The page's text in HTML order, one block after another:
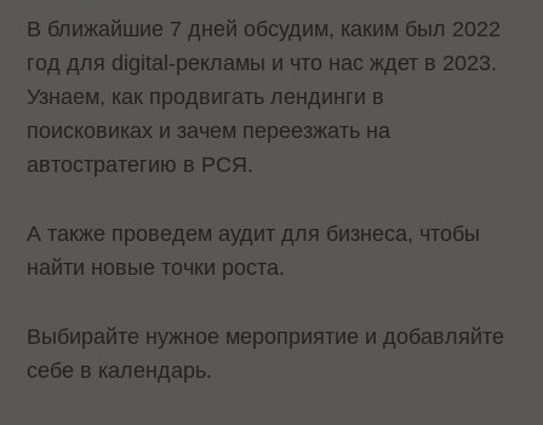
В ближайшие 7 дней обсудим, каким был 2022
год для digital-рекламы и что нас ждет в 2023.
Узнаем, как продвигать лендинги в
поисковиках и зачем переезжать на
автостратегию в РСЯ.
А также проведем аудит для бизнеса, чтобы
найти новые точки роста.
Выбирайте нужное мероприятие и добавляйте
себе в календарь.